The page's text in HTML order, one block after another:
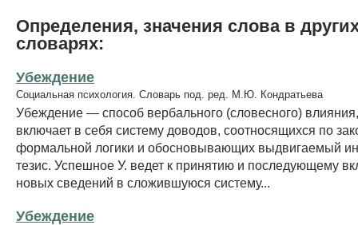
Определения, значения слова в
словарях:
Убеждение
Социальная психология. Словарь под. ред. М.Ю. Кондратьева
Убеждение — способ вербального (словесного)
включает в себя систему доводов, соотносящихся по
формальной логики и обосновывающих выдвигаемый
тезис. Успешное У. ведет к принятию и последующему
новых сведений в сложившуюся систему...
Убеждение